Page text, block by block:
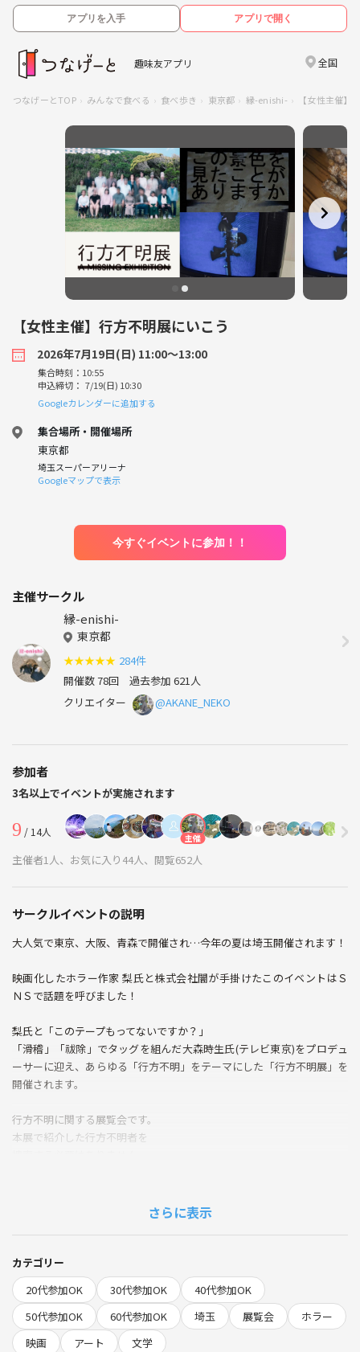
アプリを入手 アプリで開く
趣味友アプリ 全国
つなげーとTOP みんなで食べる 食べ歩き 東京都 縁-enishi- 【女性主催】
【女性主催】行方不明展にいこう
2026年7月19日(日) 11:00〜13:00
集合時刻：10:55
申込締切： 7/19(日) 10:30
Googleカレンダーに追加する
集合場所・開催場所
東京都
埼玉スーパーアリーナ
Googleマップで表示
今すぐイベントに参加！！
主催サークル
縁-enishi-
東京都
★★★★★ 284件
開催数 78回 過去参加 621人
クリエイター
@AKANE_NEKO
参加者
3名以上でイベントが実施されます
9 / 14人 主催
主催者1人、お気に入り44人、閲覧652人
サークルイベントの説明
大人気で東京、大阪、青森で開催され…今年の夏は埼玉開催されます！
映画化したホラー作家 梨氏と株式会社闇が手掛けたこのイベントはＳ
ＮＳで話題を呼びました！
梨氏と「このテープもってないですか？」
「滑稽」「祓除」でタッグを組んだ大森時生氏(テレビ東京)をプロデュ
ーサーに迎え、あらゆる「行方不明」をテーマにした「行方不明展」を
開催されます。
行方不明に関する展覧会です。
本展で紹介した行方不明者を
別途、チケット代2000円かかります。
雨の場合も室内なので決行します。
遅れて参加する場合は、どの辺にいるかお伝えするので、自力で探して
いただく形になります。
途中離脱okです！その際は、主催に一言お願いします。
さらに表示
カテゴリー
20代参加OK
30代参加OK
40代参加OK
50代参加OK
60代参加OK 埼玉 展覧会
ホラー
映画
アート 文学